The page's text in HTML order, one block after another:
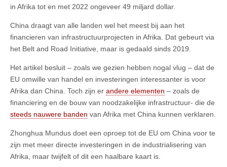
in Afrika tot en met 2022 ongeveer 49 miljard dollar.
China draagt van alle landen wel het meest bij aan het
financieren van infrastructuurprojecten in Afrika. Dat gebeurt via
het Belt and Road Initiative, maar is gedaald sinds 2019.
Het artikel besluit – zoals we gezien hebben nogal vlug – dat de
EU omwille van handel en investeringen interessanter is voor
Afrika dan China. Toch zijn er andere elementen – zoals de
financiering en de bouw van noodzakelijke infrastructuur- die de
steeds nauwere banden van Afrika met China kunnen verklaren.
Zhonghua Mundus doet een oproep tot de EU om China voor te
zijn met meer directe investeringen in de industrialisering van
Afrika, maar twijfelt of dit een haalbare kaart is.